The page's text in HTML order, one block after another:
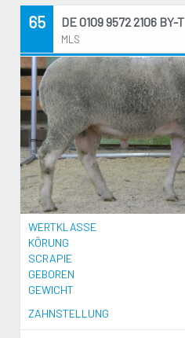
65 DE 0109 9572 2106 BY-T
MLS
WERTKLASSE
KÖRUNG
SCRAPIE
GEBOREN
GEWICHT
ZAHNSTELLUNG